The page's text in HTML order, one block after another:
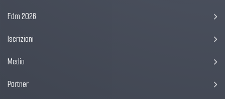
Fdm 2026
Iscrizioni
Media
Partner